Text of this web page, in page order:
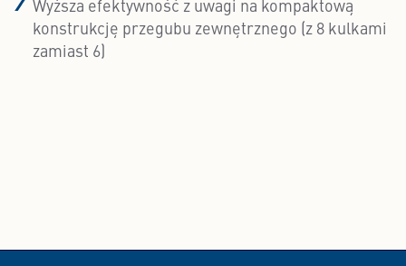
Wyższa efektywność z uwagi na kompaktową
konstrukcję przegubu zewnętrznego (z 8 kulkami
zamiast 6)